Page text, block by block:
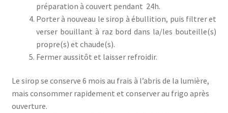
préparation à couvert pendant 24h.
Porter à nouveau le sirop à ébullition, puis filtrer et
verser bouillant à raz bord dans la/les bouteille(s)
propre(s) et chaude(s).
Fermer aussitôt et laisser refroidir.
Le sirop se conserve 6 mois au frais à l’abris de la lumière,
mais consommer rapidement et conserver au frigo après
ouverture.